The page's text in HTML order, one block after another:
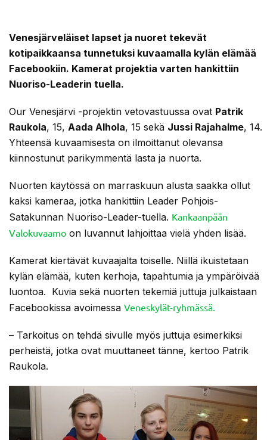
Venesjärveläiset lapset ja nuoret tekevät
kotipaikkaansa tunnetuksi kuvaamalla kylän elämää
Facebookiin. Kamerat projektia varten hankittiin
Nuoriso-Leaderin tuella.
Our Venesjärvi -projektin vetovastuussa ovat Patrik
Raukola, 15, Aada Alhola, 15 sekä Jussi Rajahalme, 14.
Yhteensä kuvaamisesta on ilmoittanut olevansa
kiinnostunut parikymmentä lasta ja nuorta.
Nuorten käytössä on marraskuun alusta saakka ollut
kaksi kameraa, jotka hankittiin Leader Pohjois-
Satakunnan Nuoriso-Leader-tuella. Kankaanpään
Valokuvaamo on luvannut lahjoittaa vielä yhden lisää.
Kamerat kiertävät kuvaajalta toiselle. Niillä ikuistetaan
kylän elämää, kuten kerhoja, tapahtumia ja ympäröivää
luontoa. Kuvia sekä nuorten tekemiä juttuja julkaistaan
Facebookissa avoimessa Veneskylät-ryhmässä.
– Tarkoitus on tehdä sivulle myös juttuja esimerkiksi
perheistä, jotka ovat muuttaneet tänne, kertoo Patrik
Raukola.